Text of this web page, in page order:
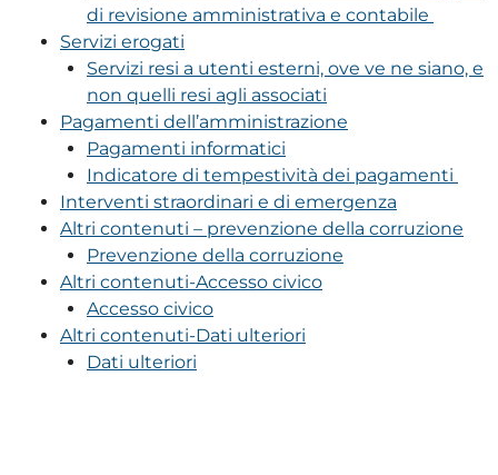
di revisione amministrativa e contabile
Servizi erogati
Servizi resi a utenti esterni, ove ve ne siano, e
non quelli resi agli associati
Pagamenti dell’amministrazione
Pagamenti informatici
Indicatore di tempestività dei pagamenti
Interventi straordinari e di emergenza
Altri contenuti – prevenzione della corruzione
Prevenzione della corruzione
Altri contenuti-Accesso civico
Accesso civico
Altri contenuti-Dati ulteriori
Dati ulteriori